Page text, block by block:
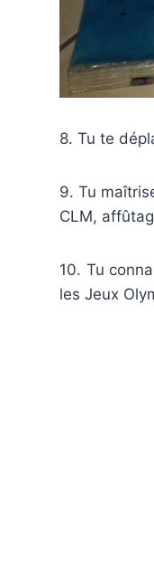
8. Tu te
9. Tu
CLM,
10. Tu
les Jeux